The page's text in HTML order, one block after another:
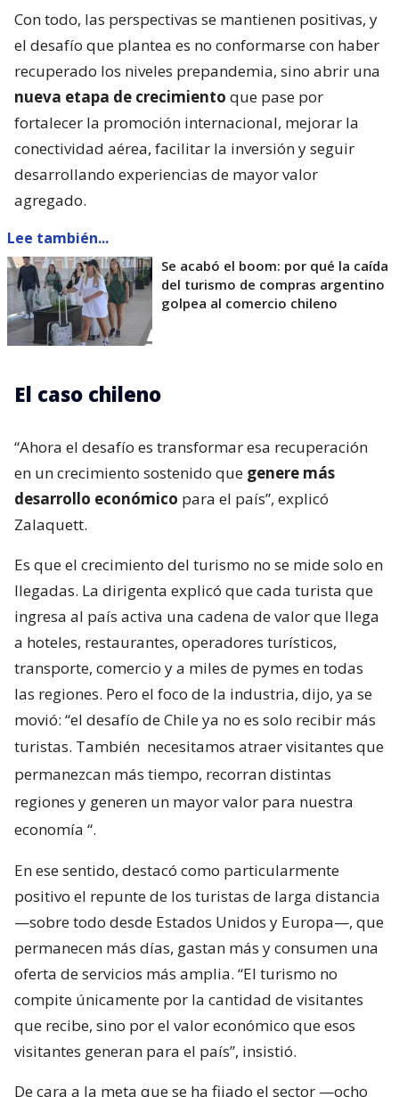
Con todo, las perspectivas se mantienen positivas, y
el desafío que plantea es no conformarse con haber
recuperado los niveles prepandemia, sino abrir una
nueva etapa de crecimiento que pase por
fortalecer la promoción internacional, mejorar la
conectividad aérea, facilitar la inversión y seguir
desarrollando experiencias de mayor valor
agregado.
Lee también...
Se acabó el boom: por qué la caída
del turismo de compras argentino
golpea al comercio chileno
El caso chileno
“Ahora el desafío es transformar esa recuperación
en un crecimiento sostenido que genere más
desarrollo económico para el país”, explicó
Zalaquett.
Es que el crecimiento del turismo no se mide solo en
llegadas. La dirigenta explicó que cada turista que
ingresa al país activa una cadena de valor que llega
a hoteles, restaurantes, operadores turísticos,
transporte, comercio y a miles de pymes en todas
las regiones. Pero el foco de la industria, dijo, ya se
movió: “el desafío de Chile ya no es solo recibir más
turistas. También necesitamos atraer visitantes que
permanezcan más tiempo, recorran distintas
regiones y generen un mayor valor para nuestra
economía “.
En ese sentido, destacó como particularmente
positivo el repunte de los turistas de larga distancia
—sobre todo desde Estados Unidos y Europa—, que
permanecen más días, gastan más y consumen una
oferta de servicios más amplia. “El turismo no
compite únicamente por la cantidad de visitantes
que recibe, sino por el valor económico que esos
visitantes generan para el país”, insistió.
De cara a la meta que se ha fijado el sector —ocho